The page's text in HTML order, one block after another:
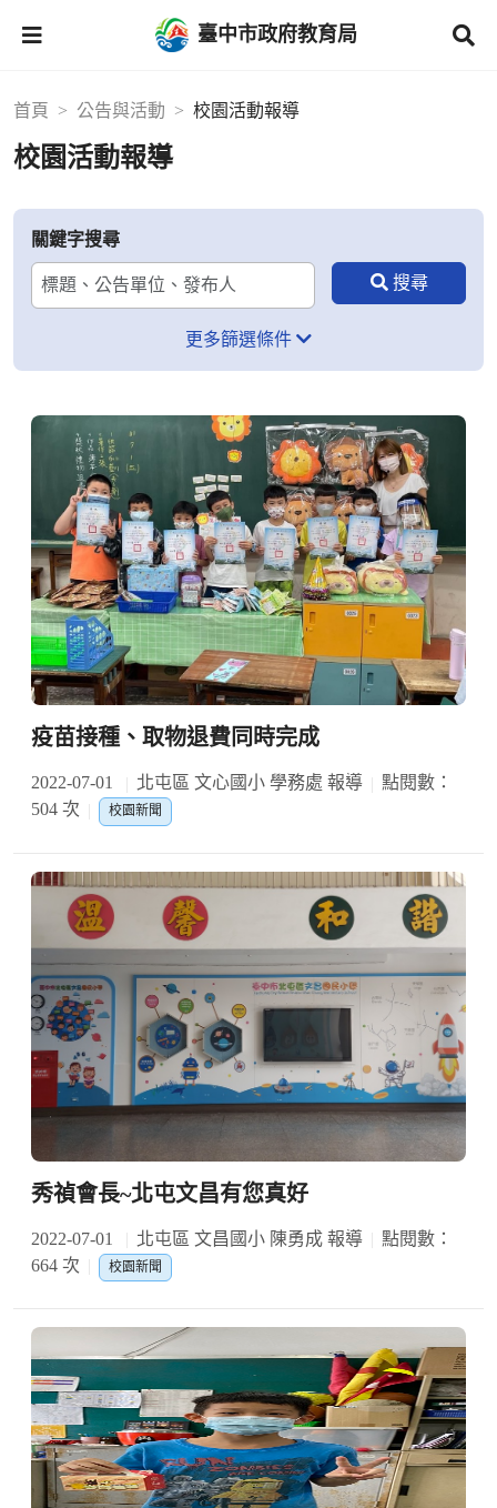
臺中市政府教育局
首頁 公告與活動 校園活動報導
校園活動報導
關鍵字搜尋
更多篩選條件
疫苗接種、取物退費同時完成
2022-07-01 北屯區 文心國小 學務處 報導
點閱數：
504 次
校園新聞
秀禎會長~北屯文昌有您真好
2022-07-01 北屯區 文昌國小 陳勇成 報導
點閱數：
664 次
校園新聞